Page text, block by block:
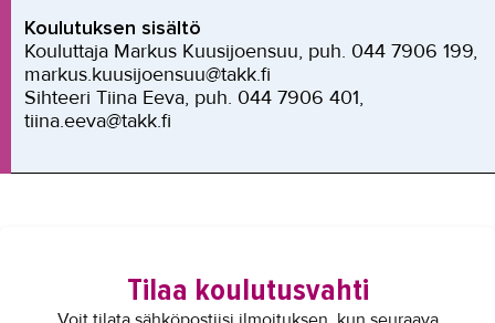
Koulutuksen sisältö
Kouluttaja Markus Kuusijoensuu, puh. 044 7906 199,
markus.kuusijoensuu@takk.fi
Sihteeri Tiina Eeva, puh. 044 7906 401,
tiina.eeva@takk.fi
Tilaa koulutusvahti